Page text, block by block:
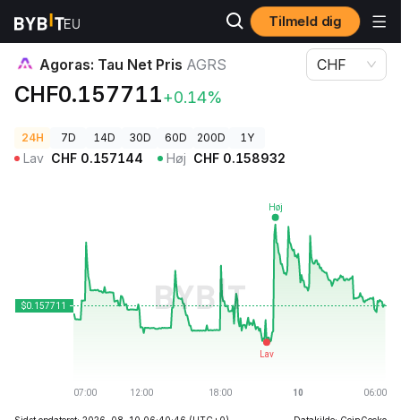
Tilmeld dig
Kryptopriser Agoras: Tau Net Pris AGRS
Agoras: Tau Net Pris AGRS
CHF0.157711+0.14%
CHF
24H 7D 14D 30D 60D 200D 1Y
Lav CHF 0.157144 Høj CHF 0.158932